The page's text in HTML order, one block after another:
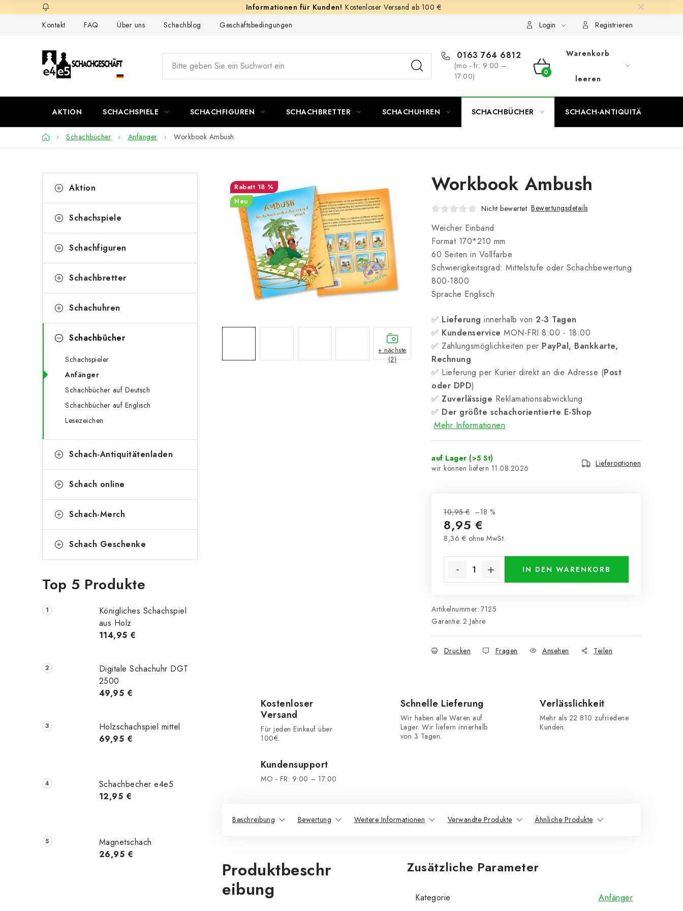
Inhalt
Kostenloser Versand ab 100 €
Kontakt
FAQ Über uns Schachblog Geschäftsbedingungen Login Registrieren
0163 764 6812
(mo - fr: 9:00 –
17:00)
WARENKORB
Warenkorb
leeren
AKTION SCHACHSPIELE SCHACHFIGUREN SCHACHBRETTER SCHACHUHREN SCHACHBÜCHER SCHACH-ANTIQUITÄTENLADEN
StartseiteSchachbücher Anfänger Workbook Ambush
e
t
e
l
e
t
überspringen
a
e
o
i
Aktion
Schachspiele
Schachfiguren
Schachbretter
Schachuhren
Schachbücher
Schachspieler
Anfänger
Schachbücher auf Deutsch
Schachbücher auf Englisch
Lesezeichen
Schach-Antiquitätenladen
Schach online
Schach-Merch
Schach Geschenke
Top 5 Produkte
Königliches Schachspiel
aus Holz
114,95 €
Digitale Schachuhr DGT
2500
49,95 €
Holzschachspiel mittel
69,95 €
Schachbecher e4e5
12,95 €
Magnetschach
26,95 €
Workbook Ambush
Nicht bewertet Bewertungsdetails
Weicher Einband
Format 170*210 mm
60 Seiten in Vollfarbe
Schwierigkeitsgrad: Mittelstufe oder Schachbewertung
800-1800
Sprache Englisch
✅ Lieferung innerhalb von 2-3 Tagen
✅ Kundenservice MON-FRI 8:00 - 18:00
✅ Zahlungsmöglichkeiten per PayPal, Bankkarte,
Rechnung
✅ Lieferung per Kurier direkt an die Adresse (Post
oder DPD)
✅ Zuverlässige Reklamationsabwicklung
✅ Der größte schachorientierte E-Shop
Mehr Informationen
auf Lager (>5 St)
11.08.2026
Lieferoptionen
10,95 € –18 %
8,95 €
8,36 € ohne MwSt.
IN DEN WARENKORB
Artikelnummer: 7125
Garantie: 2 Jahre
Drucken Fragen Ansehen Teilen
18 %
Neu
+ nächste
(2)
Kostenloser
Versand
Für jeden Einkauf über
100€.
Schnelle Lieferung
Wir haben alle Waren auf
Lager. Wir liefern innerhalb
von 3 Tagen.
Verlässlichkeit
Mehr als 22 810 zufriedene
Kunden.
Kundensupport
MO - FR: 9:00 – 17:00
Beschreibung Bewertung Weitere Informationen Verwandte Produkte Ähnliche Produkte
Produktbeschr
eibung
Zusätzliche Parameter
Kategorie Anfänger